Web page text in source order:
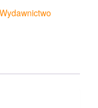
Wydawnictwo